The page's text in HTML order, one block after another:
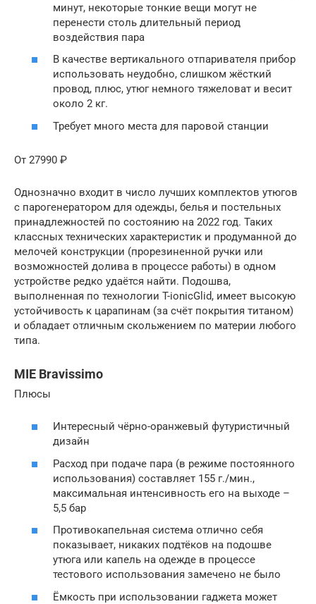
минут, некоторые тонкие вещи могут не
перенести столь длительный период
воздействия пара
В качестве вертикального отпаривателя прибор
использовать неудобно, слишком жёсткий
провод, плюс, утюг немного тяжеловат и весит
около 2 кг.
Требует много места для паровой станции
От 27990 ₽
Однозначно входит в число лучших комплектов утюгов
с парогенератором для одежды, белья и постельных
принадлежностей по состоянию на 2022 год. Таких
классных технических характеристик и продуманной до
мелочей конструкции (прорезиненной ручки или
возможностей долива в процессе работы) в одном
устройстве редко удаётся найти. Подошва,
выполненная по технологии T-ionicGlid, имеет высокую
устойчивость к царапинам (за счёт покрытия титаном)
и обладает отличным скольжением по материи любого
типа.
MIE Bravissimo
Плюсы
Интересный чёрно-оранжевый футуристичный
дизайн
Расход при подаче пара (в режиме постоянного
использования) составляет 155 г./мин.,
максимальная интенсивность его на выходе –
5,5 бар
Противокапельная система отлично себя
показывает, никаких подтёков на подошве
утюга или капель на одежде в процессе
тестового использования замечено не было
Ёмкость при использовании гаджета может